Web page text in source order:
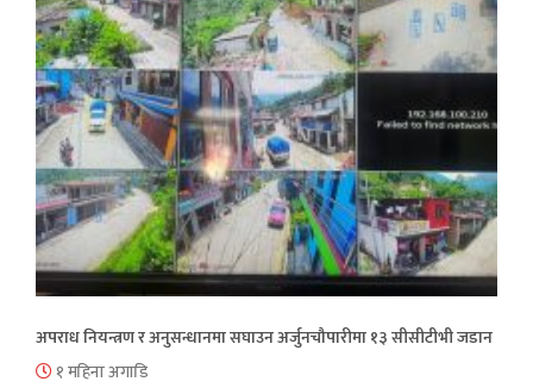
अपराध नियन्त्रण र अनुसन्धानमा सघाउन अर्जुनचौपारीमा १३ सीसीटीभी जडान
१ महिना अगाडि